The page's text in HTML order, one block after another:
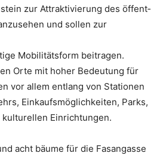
zur Attraktivierung des öffent­
und sollen zur
Mobilitätsform beitragen.
Orte mit hoher Bedeutung für
vor allem entlang von Stationen
Einkaufsmöglichkeiten, Parks,
Einrichtungen.
acht bäume für die Fasangasse